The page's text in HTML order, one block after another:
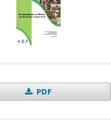
PDF